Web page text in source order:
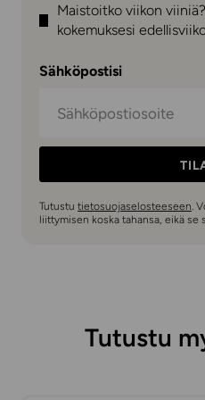
Maistoitko viikon
kokemuksesi
Sähköpostisi
Tutustu tietosuojaselosteeseen.
liittymisen koska tahansa, eikä se
Tutustu